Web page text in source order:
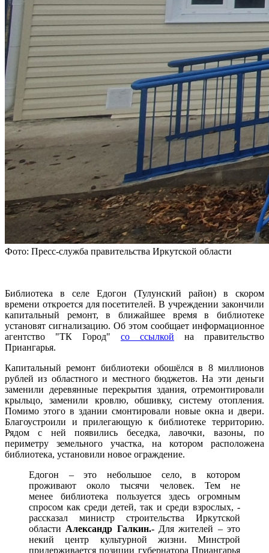
Фото: Пресс-служба правительства Иркутской области
Библиотека в селе Едогон (Тулунский район) в скором
времени откроется для посетителей. В учреждении закончили
капитальный ремонт, в ближайшее время в библиотеке
установят сигнализацию. Об этом сообщает информационное
агентство "ТК Город" со ссылкой на правительство
Приангарья.
Капитальный ремонт библиотеки обошёлся в 8 миллионов
рублей из областного и местного бюджетов. На эти деньги
заменили деревянные перекрытия здания, отремонтировали
крыльцо, заменили кровлю, обшивку, систему отопления.
Помимо этого в здании смонтировали новые окна и двери.
Благоустроили и прилегающую к библиотеке территорию.
Рядом с ней появились беседка, лавочки, вазоны, по
периметру земельного участка, на котором расположена
библиотека, установили новое ограждение.
Едогон – это небольшое село, в котором
проживают около тысячи человек. Тем не
менее библиотека пользуется здесь огромным
спросом как среди детей, так и среди взрослых, -
рассказал министр строительства Иркутской
области Александр Галкин.-Для жителей – это
некий центр культурной жизни. Минстрой
придерживается позиции губернатора Приангарья